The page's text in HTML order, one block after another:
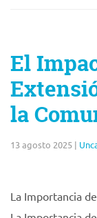
El
la
13 agosto 2025 |
La Importancia